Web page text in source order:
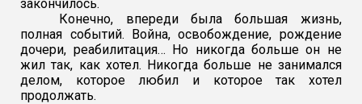
закончилось.
Конечно, впереди была большая жизнь,
полная событий. Война, освобождение, рождение
дочери, реабилитация… Но никогда больше он не
жил так, как хотел. Никогда больше не занимался
делом, которое любил и которое так хотел
продолжать.